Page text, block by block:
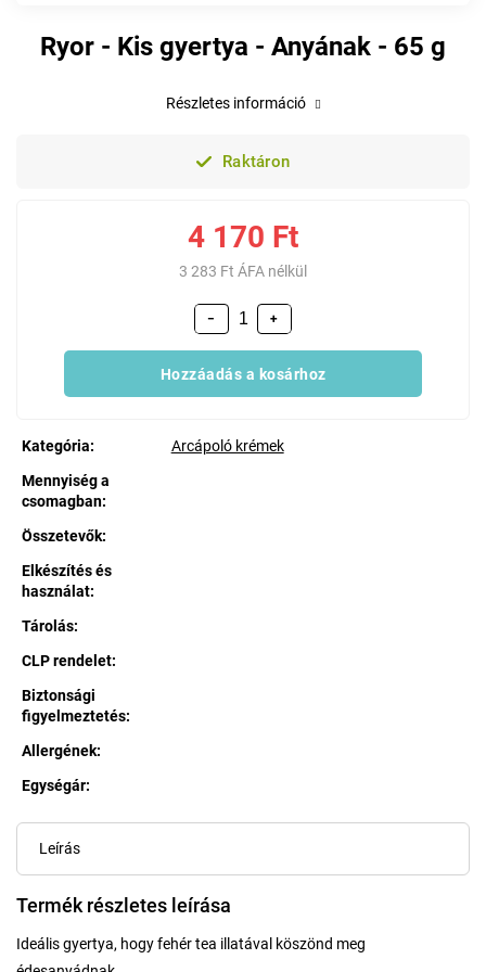
Ryor - Kis gyertya - Anyának - 65 g
Raktáron
4 170 Ft
3 283 Ft ÁFA nélkül
+
−
Hozzáadás a kosárhoz
Kategória:
Arcápoló krémek
Mennyiség a
csomagban:
Összetevők:
Elkészítés és
használat:
Tárolás:
CLP rendelet:
Biztonsági
figyelmeztetés:
Allergének:
Egységár:
Részletes információ
Leírás
Termék részletes leírása
Ideális gyertya, hogy fehér tea illatával köszönd meg